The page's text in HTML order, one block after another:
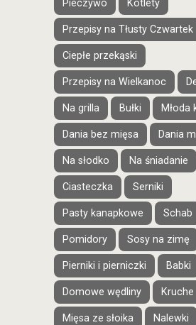
Pieczywo Kotlety
Przepisy na Tłusty Czwartek
Ciepłe przekąski
Przepisy na Wielkanoc
Na grilla Bułki Młoda
Dania bez mięsa Dania
Na słodko Na śniadanie
Ciasteczka Serniki
Pasty kanapkowe Schab
Pomidory Sosy na zimę
Pierniki i pierniczki Babki
Domowe wędliny Kruche
Mięsa ze słoika Nalewki